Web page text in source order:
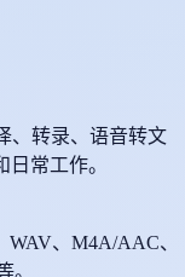
、转录、语音转文
常工作。
WAV、M4A/AAC、
。